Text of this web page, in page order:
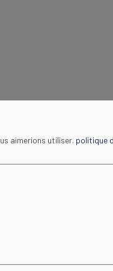
« Nouvelle candidature
aimerions utiliser. politique